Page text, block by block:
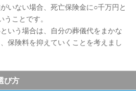
いない場合、死亡保険金に○千万円と
うことです。
いう場合は、自分の葬儀代をまかな
保険料を抑えていくことを考えまし
び方